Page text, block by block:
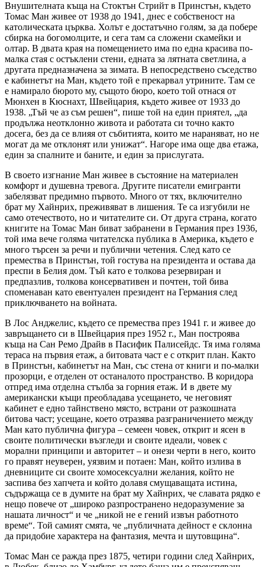
Внушителната къща на Стоктън Стрийт в Принстън, където
Томас Ман живее от 1938 до 1941, днес е собственост на
католическата църква. Холът е достатъчно голям, за да побере
сбирка на богомолците, и сега там са сложени скамейки и
олтар. В двата края на помещението има по една красива по-
малка стая с остъклени стени, едната за лятната светлина, а
другата предназначена за зимата. В непосредствено съседство
е кабинетът на Ман, където той е прекарвал утрините. Там се
е намирало бюрото му, същото бюро, което той отнася от
Мюнхен в Кюснахт, Швейцария, където живее от 1933 до
1938. „Тъй че аз съм решен“, пише той на един приятел, „да
продължа неотклонно живота и работата си точно както
досега, без да се влияя от събитията, които ме нараняват, но не
могат да ме отклонят или унижат“. Нагоре има още два етажа,
един за спалните и баните, и един за прислугата.
В своето изгнание Ман живее в състояние на материален
комфорт и душевна тревога. Другите писатели емигранти
забелязват предимно първото. Много от тях, включително
брат му Хайнрих, преживяват в лишения. Те са изгубили не
само отечеството, но и читателите си. От друга страна, когато
книгите на Томас Ман биват забранени в Германия през 1936,
той има вече голяма читателска публика в Америка, където е
много търсен за речи и публични четения. След като се
премества в Принстън, той гостува на президента и остава да
преспи в Белия дом. Тъй като е толкова резервиран и
предпазлив, толкова консервативен и почтен, той бива
споменаван като евентуален президент на Германия след
приключването на войната.
В Лос Анджелис, където се премества през 1941 г. и живее до
завръщането си в Швейцария през 1952 г., Ман построява
къща на Сан Ремо Драйв в Пасифик Палисейдс. Тя има голяма
тераса на първия етаж, а битовата част е с открит план. Както
в Принстън, кабинетът на Ман, със стена от книги и по-малки
прозорци, е отделен от останалото пространство. В коридора
отпред има отделна стълба за горния етаж. И в двете му
американски къщи преобладава усещането, че неговият
кабинет е едно тайнствено място, встрани от разкошната
битова част; усещане, което отразява разграничението между
Ман като публична фигура – семеен човек, открит и ясен в
своите политически възгледи и своите идеали, човек с
морални принципи и авторитет – и онези черти в него, които
го правят неуверен, уязвим и потаен: Ман, който излива в
дневниците си своите хомосексуални желания, който не
заспива без хапчета и който долавя смущаващата истина,
съдържаща се в думите на брат му Хайнрих, че славата рядко е
нещо повече от „широко разпространено недоразумение за
нашата личност“ и че „никой не е гений извън работното
време“. Той самият смята, че „публичната дейност е склонна
да придобие характера на фантазия, мечта и шутовщина“.
Томас Ман се ражда през 1875, четири години след Хайнрих,